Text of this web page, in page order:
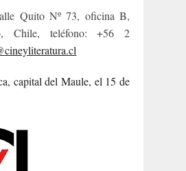
Quito Nº 73, oficina B,
Chile, teléfono: +56 2
capital del Maule, el 15 de